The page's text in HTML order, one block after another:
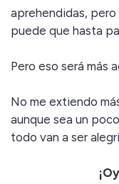
aprehendidas,
puede que hasta
Pero eso será más
No me extiendo
aunque sea un
todo van a ser